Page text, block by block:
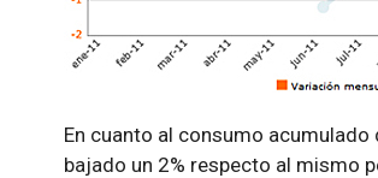
En cuanto al consumo
bajado un 2% respecto al mismo